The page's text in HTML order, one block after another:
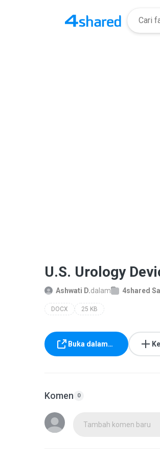
U.S. Urology
Ashwati D.dalam 4shared
DOCX 25 KB
Buka dalam…
Komen 0
Tambah komen baru